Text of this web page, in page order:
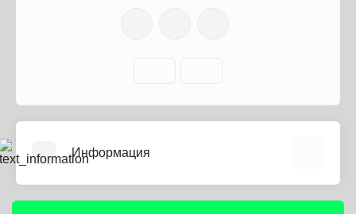
Информация